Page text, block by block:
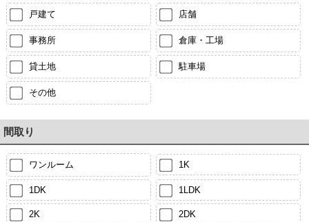
戸建て 店舗
事務所 倉庫・工場
貸土地 駐車場
その他
間取り
ワンルーム 1K
1DK 1LDK
2K 2DK